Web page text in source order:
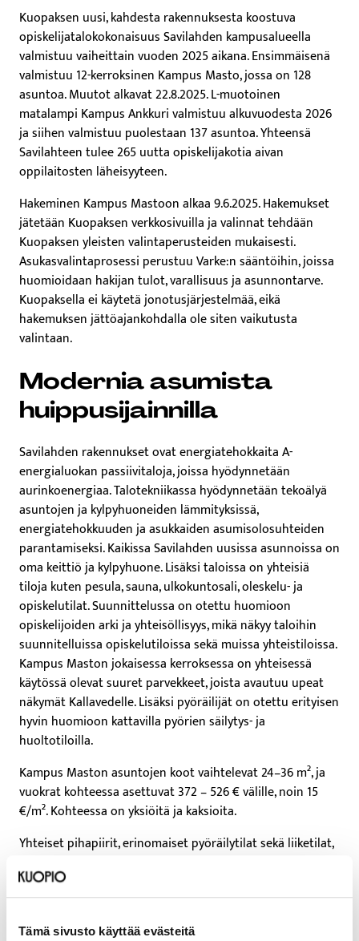
Tämä sivusto käyttää evästeitä
Kuopaksen uusi, kahdesta rakennuksesta koostuva
opiskelijatalokokonaisuus Savilahden kampusalueella
valmistuu vaiheittain vuoden 2025 aikana. Ensimmäisenä
valmistuu 12-kerroksinen Kampus Masto, jossa on 128
asuntoa. Muutot alkavat 22.8.2025. L-muotoinen
matalampi Kampus Ankkuri valmistuu alkuvuodesta 2026
ja siihen valmistuu puolestaan 137 asuntoa. Yhteensä
Savilahteen tulee 265 uutta opiskelijakotia aivan
oppilaitosten läheisyyteen.
Hakeminen Kampus Mastoon alkaa 9.6.2025. Hakemukset
jätetään Kuopaksen verkkosivuilla ja valinnat tehdään
Kuopaksen yleisten valintaperusteiden mukaisesti.
Asukasvalintaprosessi perustuu Varke:n sääntöihin, joissa
huomioidaan hakijan tulot, varallisuus ja asunnontarve.
Kuopaksella ei käytetä jonotusjärjestelmää, eikä
hakemuksen jättöajankohdalla ole siten vaikutusta
valintaan.
Modernia asumista
huippusijainnilla
Savilahden rakennukset ovat energiatehokkaita A-
energialuokan passiivitaloja, joissa hyödynnetään
aurinkoenergiaa. Talotekniikassa hyödynnetään tekoälyä
asuntojen ja kylpyhuoneiden lämmityksissä,
energiatehokkuuden ja asukkaiden asumisolosuhteiden
parantamiseksi. Kaikissa Savilahden uusissa asunnoissa on
oma keittiö ja kylpyhuone. Lisäksi taloissa on yhteisiä
tiloja kuten pesula, sauna, ulkokuntosali, oleskelu- ja
opiskelutilat. Suunnittelussa on otettu huomioon
opiskelijoiden arki ja yhteisöllisyys, mikä näkyy taloihin
suunnitelluissa opiskelutiloissa sekä muissa yhteistiloissa.
Kampus Maston jokaisessa kerroksessa on yhteisessä
käytössä olevat suuret parvekkeet, joista avautuu upeat
näkymät Kallavedelle. Lisäksi pyöräilijät on otettu erityisen
hyvin huomioon kattavilla pyörien säilytys- ja
huoltotiloilla.
Kampus Maston asuntojen koot vaihtelevat 24–36 m², ja
vuokrat kohteessa asettuvat 372 – 526 € välille, noin 15
€/m². Kohteessa on yksiöitä ja kaksioita.
Yhteiset pihapiirit, erinomaiset pyöräilytilat sekä liiketilat,
palveluille, tekevät Savilahdesta modernin ja viihtyisän
kampusympäristön.